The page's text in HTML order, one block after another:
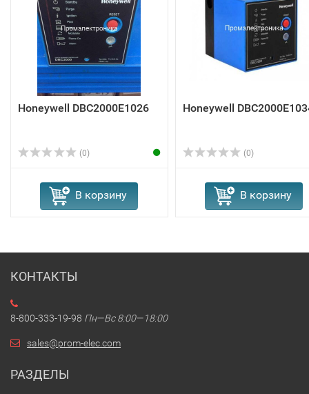
Honeywell DBC2000E1026
(0)
В корзину
Honeywell
(0)
В корзину
КОНТАКТЫ
8-800-333-19-98 Пн—Вс 8:00—18:00
sales@prom-elec.com
РАЗДЕЛЫ